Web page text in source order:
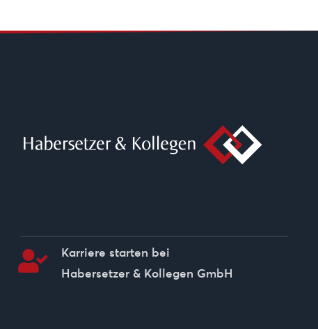
Karriere starten bei
Habersetzer & Kollegen GmbH